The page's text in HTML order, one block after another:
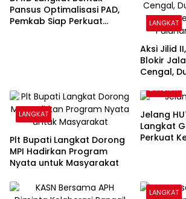
Pansus Optimalisasi PAD,
Pemkab Siap Perkuat
LANGKAT
Aksi Jilid
Blokir
Cengal,
Puluhan
LANGKAT
Plt Bupati Langkat Dorong
MPI Hadirkan Program
Nyata untuk Masyarakat
LANGKAT
Jelang
Langkat
Perkuat
LANGKAT